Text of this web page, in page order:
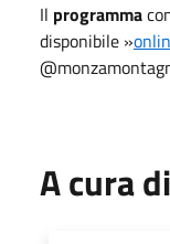
Il programma
disponibile »
A cura di